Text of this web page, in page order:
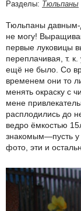
Разделы: Тюльпаны
Тюльпаны давным-
не могу!
первые луковицы
переплачивая, т.
ещё не было. Со
временем они то
менять окраску с
мене
расплодились до
ведро ёмкостью
знакомым—пусть у
фото, эти и